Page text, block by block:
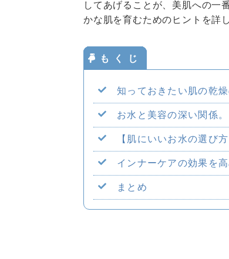
してあげることが、美肌への一
かな肌を育むためのヒントを詳
知っておきたい肌の乾
お水と美容の深い関係
【肌にいいお水の選び
インナーケアの効果を
まとめ